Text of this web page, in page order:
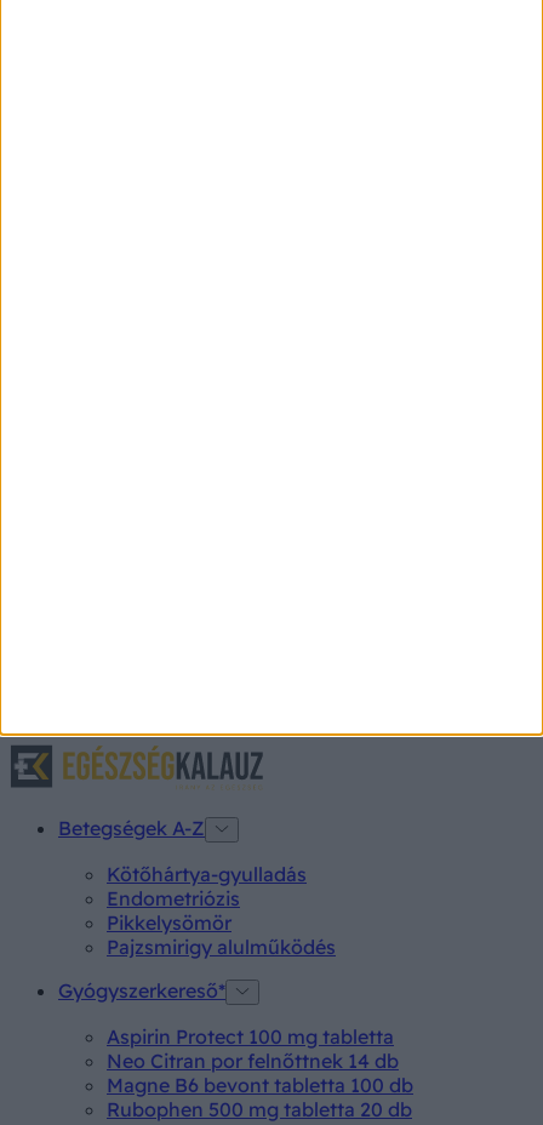
Betegségek A-Z
Kötőhártya-gyulladás
Endometriózis
Pikkelysömör
Pajzsmirigy alulműködés
Gyógyszerkereső*
Aspirin Protect 100 mg tabletta
Neo Citran por felnőttnek 14 db
Magne B6 bevont tabletta 100 db
Rubophen 500 mg tabletta 20 db